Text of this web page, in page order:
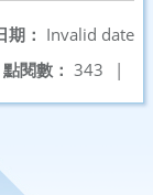
期： Invalid date
點閱數： 343 |